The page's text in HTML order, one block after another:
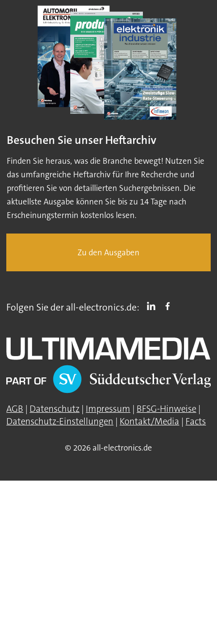
Besuchen Sie unser Heftarchiv
Finden Sie heraus, was die Branche bewegt! Nutzen Sie
das umfangreiche Heftarchiv für Ihre Recherche und
profitieren Sie von detaillierten Suchergebnissen. Die
aktuellste Ausgabe können Sie bis zu 14 Tage nach
Erscheinungstermin kostenlos lesen.
Zu den Ausgaben
Folgen Sie der all-electronics.de:
AGB | Datenschutz | Impressum | BFSG-Hinweise |
Datenschutz-Einstellungen | Kontakt/Media | Facts
© 2026 all-electronics.de